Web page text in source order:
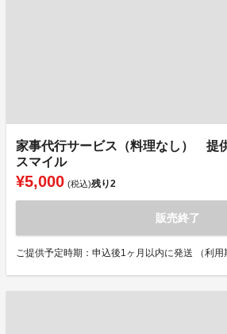
家事代行サービス（料理なし） 提
スマイル
¥5,000 (税込)残り2
販売終了
ご提供予定時期：申込後1ヶ月以内に発送 （利用